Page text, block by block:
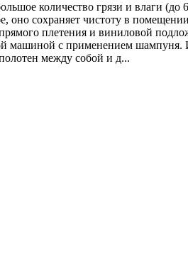
количество грязи и влаги
оно сохраняет чистоту в
плетения и виниловой
машиной с применением
между собой и д...